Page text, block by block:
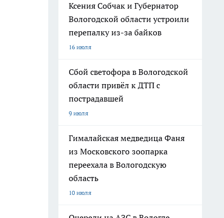
Ксения Собчак и Губернатор
Вологодской области устроили
перепалку из-за байков
16 июля
Сбой светофора в Вологодской
области привёл к ДТП с
пострадавшей
9 июля
Гималайская медведица Фаня
из Московского зоопарка
переехала в Вологодскую
область
10 июля